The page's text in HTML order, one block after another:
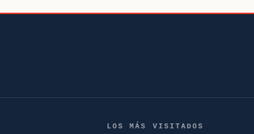
LOS MÁS VISITADOS